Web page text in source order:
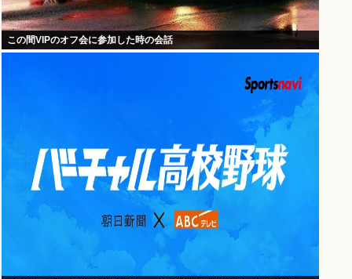
この間VIPのオフ会に参加した時の会話